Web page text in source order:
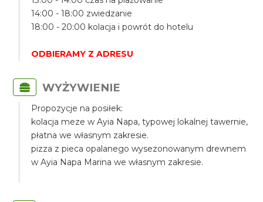
14:00 - 18:00 zwiedzanie
18:00 - 20:00 kolacja i powrót do hotelu
ODBIERAMY Z ADRESU
WYŻYWIENIE
Propozycje na posiłek:
kolacja meze w Ayia Napa, typowej lokalnej tawernie,
płatna we własnym zakresie.
pizza z pieca opalanego wysezonowanym drewnem
w Ayia Napa Marina we własnym zakresie.